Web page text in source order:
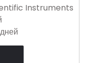
Instruments